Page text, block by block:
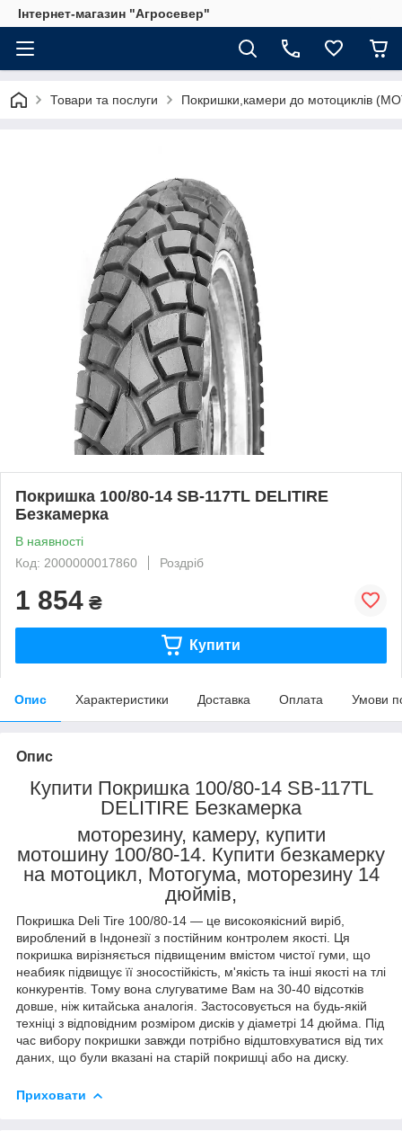
Інтернет-магазин "Агросевер"
Товари та послуги Покришки,камери до мотоциклів
Покришка 100/80-14 SB-117TL DELITIRE
Безкамерка
В наявності
Код: 2000000017860
Роздріб
1 854 ₴
Купити
Опис Характеристики Доставка Оплата Умови
Опис
Купити Покришка 100/80-14 SB-117TL
DELITIRE Безкамерка
моторезину, камеру, купити
мотошину 100/80-14. Купити безкамерку
на мотоцикл, Мотогума, моторезину 14
дюймів,
Покришка Deli Tire 100/80-14 — це високоякісний виріб,
вироблений в Індонезії з постійним контролем якості. Ця
покришка вирізняється підвищеним вмістом чистої гуми, що
неабияк підвищує її зносостійкість, м'якість та інші якості на тлі
конкурентів. Тому вона слугуватиме Вам на 30-40 відсотків
довше, ніж китайська аналогія. Застосовується на будь-якій
техніці з відповідним розміром дисків у діаметрі 14 дюйма. Під
час вибору покришки завжди потрібно відштовхуватися від тих
даних, що були вказані на старій покришці або на диску.
Приховати